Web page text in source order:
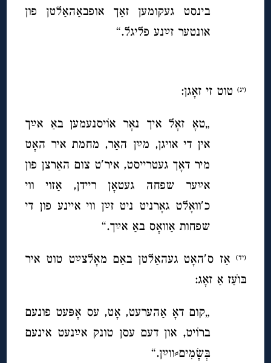
בינסט געקומען זאַך אופבאַהאַלטן פון
אונטער זײַנע פליגל.“
(יג) טוט זי זאָגן:
„טאָ זאָל איך נאָר אוֹיסנעמען באַ אײַך
אין די אויגן, מײַן האַר, מחמת איר האָט
מיר דאָך געטרייסט, איר′ט צום האַרצן פון
אײַער שפחה געטאָן ריידן, אַזוי ווי
כ′וואָלט גאָרניט ניט זײַן ווי איינע פון די
שפחות אַוואָס באַ אײַך.“
(יד)
אַז ס′האָט געהאַלטן באַם מאָלצײַט טוט איר
בּוׂעַז אַ זאָג:
„קום דאָ אַהערעט, אָט, עס אָפּעט פונעם
ברוֹיט, און דעם עסן טונק אײַנעט אינעם
בְּשָׂמִים⸗ווײַן.“